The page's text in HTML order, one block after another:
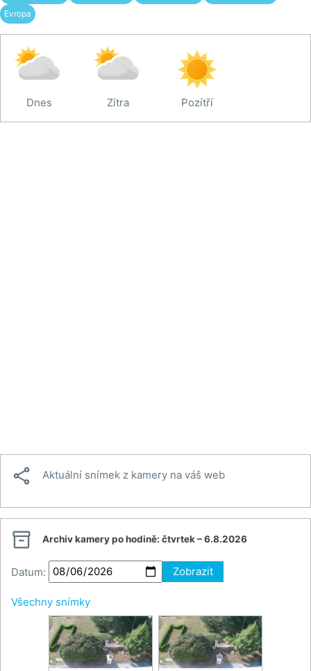
Evropa
Dnes Zítra Pozítří
 Aktuální snímek z kamery na váš web
 Archiv kamery po hodině: čtvrtek – 6.8.2026
Datum: Zobrazit
Všechny snímky